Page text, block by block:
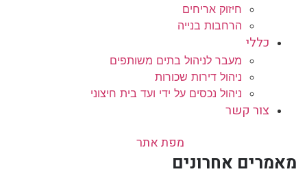
חיזוק אריחים
הרחבות בנייה
כללי
מעבר לניהול בתים משותפים
ניהול דירות שכורות
ניהול נכסים על ידי ועד בית חיצוני
צור קשר
מפת אתר
מאמרים אחרונים